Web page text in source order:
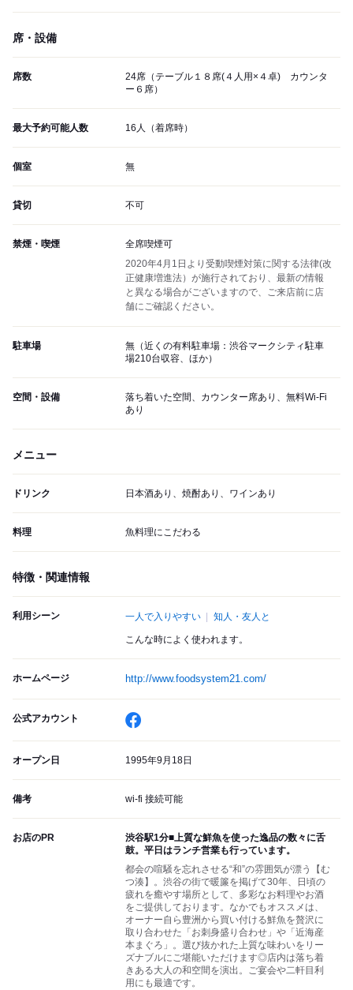
席・設備
席数
24席（テーブル１８席(４人用×４卓) カウンタ
ー６席）
最大予約可能人数 16人（着席時）
個室 無
貸切 不可
禁煙・喫煙
全席喫煙可
2020年4月1日より受動喫煙対策に関する法律(改
正健康増進法）が施行されており、最新の情報
と異なる場合がございますので、ご来店前に店
舗にご確認ください。
駐車場
無（近くの有料駐車場：渋谷マークシティ駐車
場210台収容、ほか）
空間・設備
落ち着いた空間、カウンター席あり、無料Wi-Fi
あり
メニュー
ドリンク 日本酒あり、焼酎あり、ワインあり
料理 魚料理にこだわる
特徴・関連情報
利用シーン 一人で入りやすい 知人・友人と
こんな時によく使われます。
ホームページ http://www.foodsystem21.com/
公式アカウント
オープン日 1995年9月18日
備考 wi-fi 接続可能
お店のPR
渋谷駅1分■上質な鮮魚を使った逸品の数々に舌
鼓。平日はランチ営業も行っています。
都会の喧騒を忘れさせる“和”の雰囲気が漂う【む
つ湊】。渋谷の街で暖簾を掲げて30年、日頃の
疲れを癒やす場所として、多彩なお料理やお酒
をご提供しております。なかでもオススメは、
オーナー自ら豊洲から買い付ける鮮魚を贅沢に
取り合わせた「お刺身盛り合わせ」や「近海産
本まぐろ」。選び抜かれた上質な味わいをリー
ズナブルにご堪能いただけます◎店内は落ち着
きある大人の和空間を演出。ご宴会や二軒目利
用にも最適です。